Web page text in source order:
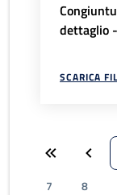
dettaglio
SCARICA
7
8